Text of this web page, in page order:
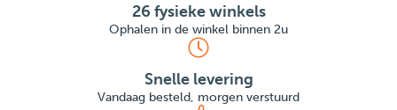
26 fysieke winkels
Ophalen in de winkel binnen 2u
Snelle levering
Vandaag besteld, morgen verstuurd